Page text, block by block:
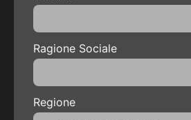
Ragione Sociale
Regione